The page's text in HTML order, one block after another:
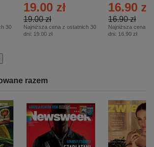
30
Specjalne –
Eprasa – 2/2026
19.00 zł
19.00 zł
Najniższa cena z ostatnich 30
dni: 19.00 zł
16.90 zł
16.90 zł
Najniższa cena z
dni: 16.90 zł
razem